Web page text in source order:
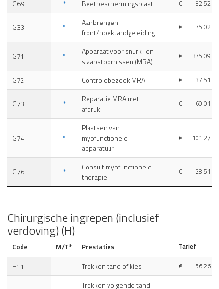
G69 * Beetbeschermingsplaat € 82.52
G33 *
Aanbrengen
front/hoektandgeleiding
€ 75.02
G71 *
Apparaat voor snurk- en
slaapstoornissen (MRA)
€ 375.09
G72 Controlebezoek MRA € 37.51
G73 *
Reparatie MRA met
afdruk
€ 60.01
G74 *
Plaatsen van
myofunctionele
apparatuur
€ 101.27
G76 *
Consult myofunctionele
therapie
€ 28.51
Chirurgische ingrepen (inclusief
verdoving) (H)
Code M/T* Prestaties Tarief
H11 Trekken tand of kies € 56.26
Trekken volgende tand